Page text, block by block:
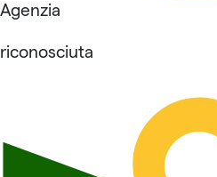
Agenzia
riconosciuta